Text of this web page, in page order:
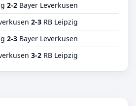
2-2 Bayer Leverkusen
2-3 RB Leipzig
2-3 Bayer Leverkusen
3-2 RB Leipzig